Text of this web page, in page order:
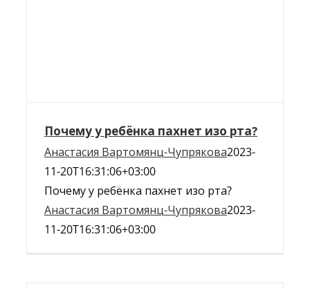
Почему у ребёнка пахнет изо рта?
Анастасия Вартомянц-Чупрякова2023-
11-20T16:31:06+03:00
Почему у ребёнка пахнет изо рта?
Анастасия Вартомянц-Чупрякова2023-
11-20T16:31:06+03:00